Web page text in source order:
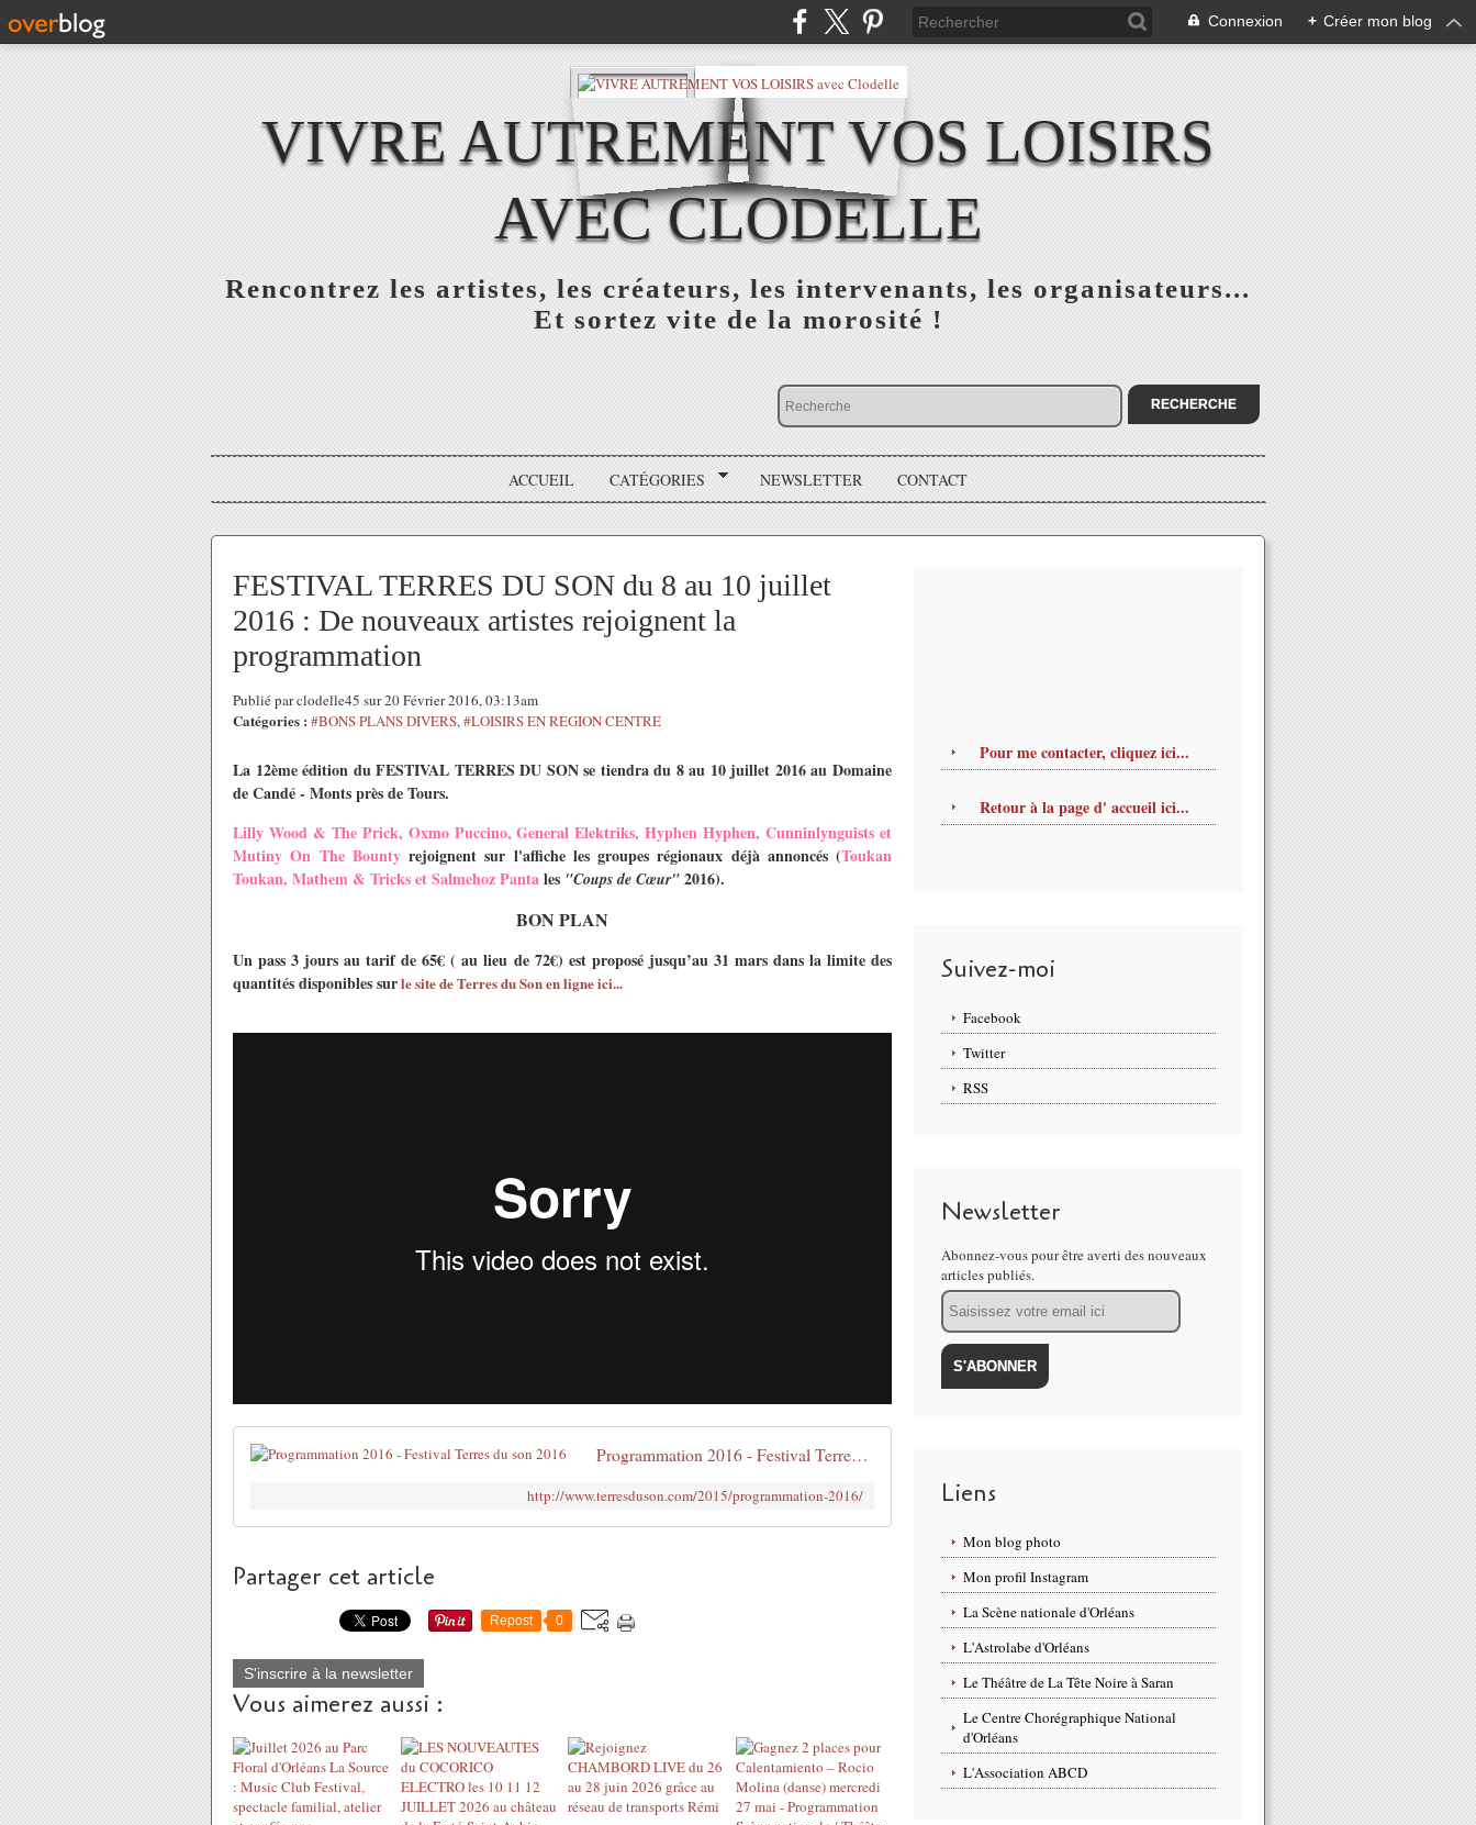
Connexion + Créer mon blog
VIVRE AUTREMENT VOS LOISIRS
AVEC CLODELLE
Rencontrez les artistes, les créateurs, les intervenants, les organisateurs...
Et sortez vite de la morosité !
ACCUEIL CATÉGORIES NEWSLETTER CONTACT
FESTIVAL TERRES DU SON du 8 au 10 juillet
2016 : De nouveaux artistes rejoignent la
programmation
Publié par clodelle45 sur 20 Février 2016, 03:13am
Catégories : #BONS PLANS DIVERS,#LOISIRS EN REGION CENTRE
La 12ème édition du FESTIVAL TERRES DU SON se tiendra du 8 au 10 juillet 2016 au Domaine
de Candé - Monts près de Tours.
Lilly Wood & The Prick, Oxmo Puccino, General Elektriks, Hyphen Hyphen, Cunninlynguists et
Mutiny On The Bountyrejoignent sur l'affiche les groupes régionaux déjà annoncés (Toukan
Toukan, Mathem & Tricks et Salmehoz Pantales "Coups de Cœur" 2016).
BON PLAN
Un pass 3 jours au tarif de 65€ ( au lieu de 72€) est proposé jusqu’au 31 mars dans la limite des
quantités disponibles surle site de Terres du Son en ligne ici...
Programmation 2016 - Festival Terres du son 2016
http://www.terresduson.com/2015/programmation-2016/
Partager cet article
Repost 0
S'inscrire à la newsletter
Vous aimerez aussi :
Pour me contacter, cliquez ici...
Retour à la page d' accueil ici...
Suivez-moi
Facebook
Twitter
RSS
Newsletter
Abonnez-vous pour être averti des nouveaux
articles publiés.
Email
Liens
Mon blog photo
Mon profil Instagram
La Scène nationale d'Orléans
L'Astrolabe d'Orléans
Le Théâtre de La Tête Noire à Saran
Le Centre Chorégraphique National
d'Orléans
L'Association ABCD